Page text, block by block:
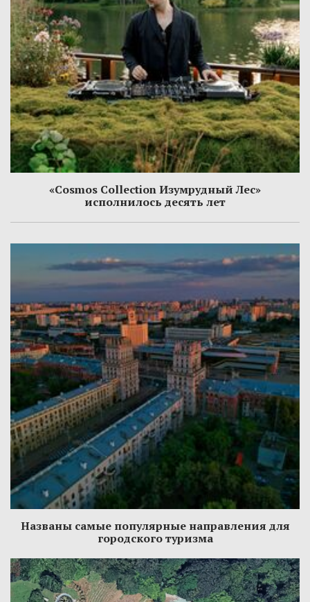
«Cosmos Collection Изумрудный Лес»
исполнилось десять лет
Названы самые популярные направления для
городского туризма